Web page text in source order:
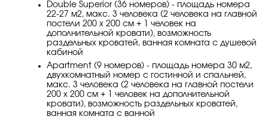
Double Superior (36 номеров) - площадь номера
22-27 м2, макс. 3 человекa (2 человека на главной
постели 200 х 200 см + 1 человек на
дополнительной кровати), возможность
раздельных кроватей, ванная комната с душевой
кабиной
Apartment (9 номеров) - площадь номера 30 м2,
двухкомнатный номер с гостинной и спальней,
макс. 3 человекa (2 человека на главной постели
200 х 200 см + 1 человек на дополнительной
кровати), возможность раздельных кроватей,
ванная комната с ванной